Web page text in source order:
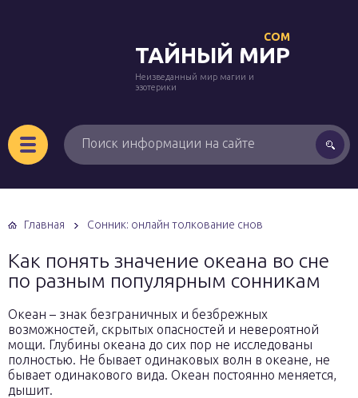
ТАЙНЫЙ МИР
COM
Неизведанный мир магии и
эзотерики
Главная Сонник: онлайн толкование снов
Как понять значение океана во сне
по разным популярным сонникам
Океан – знак безграничных и безбрежных
возможностей, скрытых опасностей и невероятной
мощи. Глубины океана до сих пор не исследованы
полностью. Не бывает одинаковых волн в океане, не
бывает одинакового вида. Океан постоянно меняется,
дышит.